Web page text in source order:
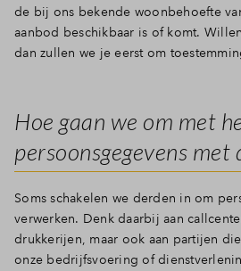
de bij ons bekende woonbehoefte
aanbod beschikbaar is of komt.
dan zullen we je eerst om
Hoe gaan we om met
persoonsgegevens
Soms schakelen we derden in om
verwerken. Denk daarbij aan
drukkerijen, maar ook aan partijen
onze bedrijfsvoering of